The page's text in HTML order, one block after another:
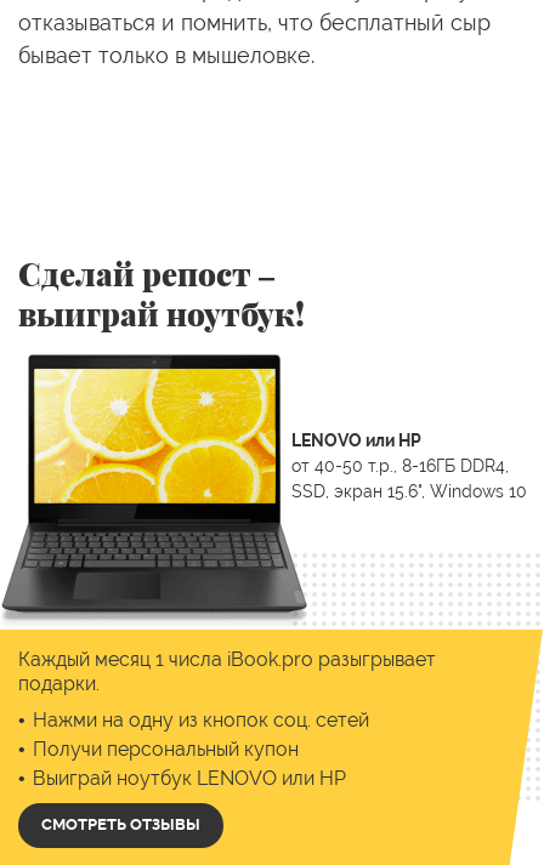
отказываться и помнить, что бесплатный сыр
бывает только в мышеловке.
Сделай репост –
выиграй ноутбук!
Каждый месяц 1 числа iBook.pro разыгрывает
подарки.
Нажми на одну из кнопок соц. сетей
Получи персональный купон
Выиграй ноутбук LENOVO или HP
СМОТРЕТЬ ОТЗЫВЫ
LENOVO или HP
от 40-50 т.р., 8-16ГБ DDR4,
SSD, экран 15.6", Windows 10